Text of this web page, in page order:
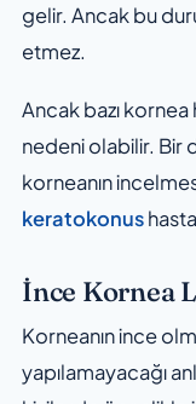
gelir. Ancak bu
etmez.
Ancak bazı kornea
nedeni olabilir. Bir
korneanın
keratokonus
İnce Kornea
Korneanın ince
yapılamayacağı